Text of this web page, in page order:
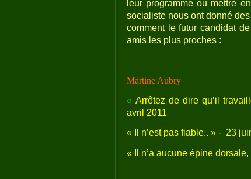
leur programme ou mettre
socialiste nous ont donné
comment le futur candidat
amis les plus proches :
Martine Aubry
« Arrêtez de dire qu’il
avril 2011
« Il n’est pas fiable.. » - 23
« Il n’a aucune épine